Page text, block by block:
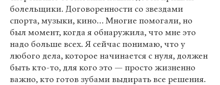
болельщики. Договоренности со звездами
спорта, музыки, кино… Многие помогали, но
был момент, когда я обнаружила, что мне это
надо больше всех. Я сейчас понимаю, что у
любого дела, которое начинается с нуля, должен
быть кто-то, для кого это — просто жизненно
важно, кто готов зубами выдирать все решения.